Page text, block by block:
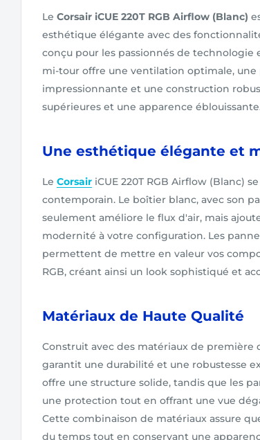
Le Corsair iCUE 220T RGB Airflow (Blanc)
esthétique élégante avec des
conçu pour les passionnés de technologie
mi-tour offre une ventilation optimale, une
impressionnante et une construction
supérieures et une apparence
Une esthétique élégante et
Le Corsair iCUE 220T RGB Airflow (Blanc)
contemporain. Le boîtier blanc, avec son
seulement améliore le flux d'air, mais
modernité à votre configuration. Les
permettent de mettre en valeur vos
RGB, créant ainsi un look sophistiqué et
Matériaux de Haute Qualité
Construit avec des matériaux de première
garantit une durabilité et une robustesse
offre une structure solide, tandis que les
une protection tout en offrant une vue
Cette combinaison de matériaux assure
du temps tout en conservant une